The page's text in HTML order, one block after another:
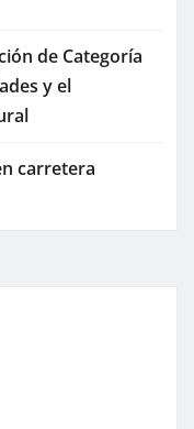
de Categoría
y el
carretera